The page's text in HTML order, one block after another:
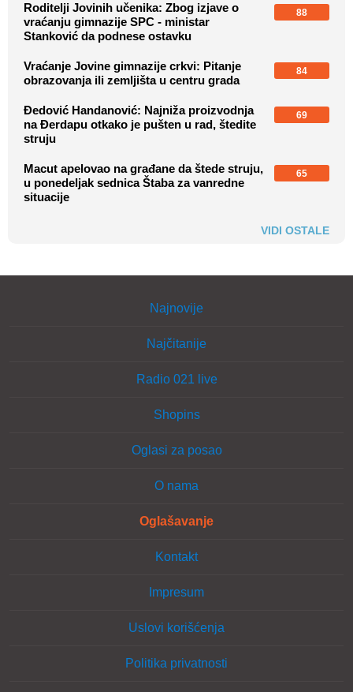
Roditelji Jovinih učenika: Zbog izjave o
vraćanju gimnazije SPC - ministar
Stanković da podnese ostavku
88
Vraćanje Jovine gimnazije crkvi: Pitanje
obrazovanja ili zemljišta u centru grada
84
Đedović Handanović: Najniža proizvodnja
na Đerdapu otkako je pušten u rad, štedite
struju
69
Macut apelovao na građane da štede struju,
u ponedeljak sednica Štaba za vanredne
situacije
65
VIDI OSTALE
Najnovije
Najčitanije
Radio 021 live
Shopins
Oglasi za posao
O nama
Oglašavanje
Kontakt
Impresum
Uslovi korišćenja
Politika privatnosti